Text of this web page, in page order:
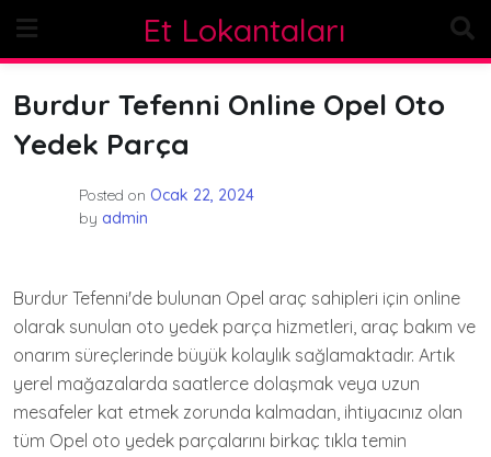
content
Et Lokantaları
Burdur Tefenni Online Opel Oto
Yedek Parça
Posted on Ocak 22, 2024
by admin
Burdur Tefenni'de bulunan Opel araç sahipleri için online
olarak sunulan oto yedek parça hizmetleri, araç bakım ve
onarım süreçlerinde büyük kolaylık sağlamaktadır. Artık
yerel mağazalarda saatlerce dolaşmak veya uzun
mesafeler kat etmek zorunda kalmadan, ihtiyacınız olan
tüm Opel oto yedek parçalarını birkaç tıkla temin